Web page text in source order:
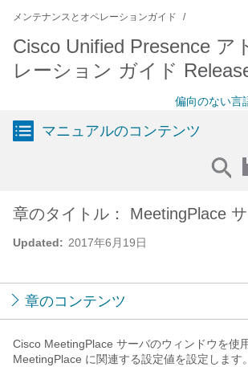
メンテナンスとオペレーションガイド
Cisco Unified Presence ア
レーション ガイド
偏向のない言
マニュアルのコンテンツ
Updated: 2017年6月19日
章のタイトル： MeetingPlace
章のコンテンツ
Cisco MeetingPlace サーバのウィンドウを使
MeetingPlace に関連する設定値を設定します